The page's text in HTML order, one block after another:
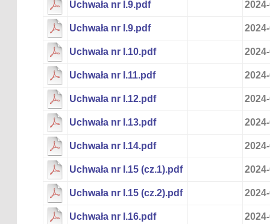
Uchwała nr I.9.pdf
Uchwała nr I.9.pdf
Uchwała nr I.10.pdf
Uchwała nr I.11.pdf
Uchwała nr I.12.pdf
Uchwała nr I.13.pdf
Uchwała nr I.14.pdf
Uchwała nr I.15 (cz.1).pdf
Uchwała nr I.15 (cz.2).pdf
Uchwała nr I.16.pdf